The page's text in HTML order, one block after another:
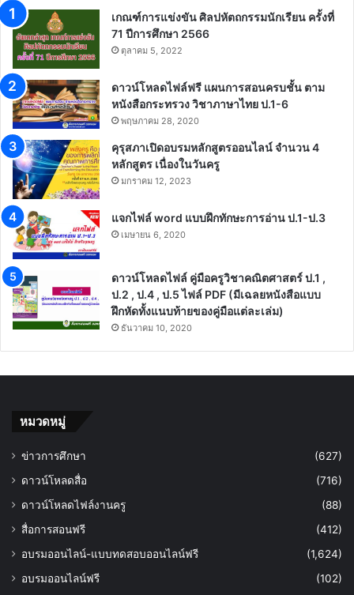
เกณฑ์การแข่งขัน ศิลปหัตถกรรมนักเรียน ครั้งที่
71 ปีการศึกษา 2566
ตุลาคม 5, 2022
ดาวน์โหลดไฟล์ฟรี แผนการสอนครบชั้น ตาม
หนังสือกระทรวง วิชาภาษาไทย ป.1-6
พฤษภาคม 28, 2020
คุรุสภาเปิดอบรมหลักสูตรออนไลน์ จำนวน 4
หลักสูตร เนื่องในวันครู
มกราคม 12, 2023
แจกไฟล์ word แบบฝึกทักษะการอ่าน ป.1-ป.3
เมษายน 6, 2020
ดาวน์โหลดไฟล์ คู่มือครูวิชาคณิตศาสตร์ ป.1 ,
ป.2 , ป.4 , ป.5 ไฟล์ PDF (มีเฉลยหนังสือแบบ
ฝึกหัดทั้งแนบท้ายของคู่มือแต่ละเล่ม)
ธันวาคม 10, 2020
หมวดหมู่
ข่าวการศึกษา
(627)
ดาวน์โหลดสื่อ
(716)
ดาวน์โหลดไฟล์งานครู
(88)
สื่อการสอนฟรี
(412)
อบรมออนไลน์-แบบทดสอบออนไลน์ฟรี
(1,624)
อบรมออนไลน์ฟรี
(102)